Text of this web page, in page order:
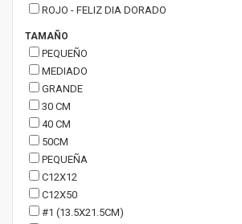
ROJO - FELIZ DIA DORADO
TAMAÑO
PEQUEÑO
MEDIADO
GRANDE
30 CM
40 CM
50CM
PEQUEÑA
C12X12
C12X50
#1 (13.5X21.5CM)